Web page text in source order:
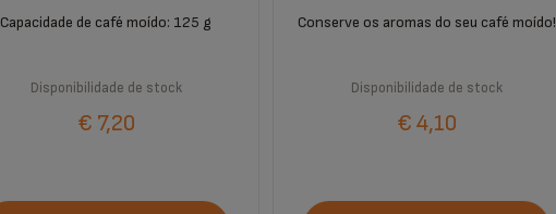
Capacidade de café moído: 125 g
Disponibilidade de stock
€ 7,20
Conserve os aromas do seu café moído!
Disponibilidade de stock
€ 4,10